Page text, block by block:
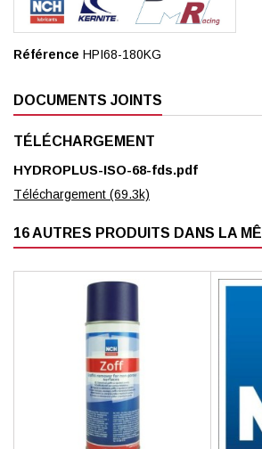
Référence HPI68-180KG
DOCUMENTS JOINTS
TÉLÉCHARGEMENT
HYDROPLUS-ISO-68-fds.pdf
Téléchargement (69.3k)
16 AUTRES PRODUITS DANS LA